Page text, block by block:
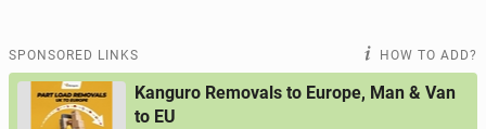
SPONSORED LINKS HOW TO ADD?
Kanguro Removals to Europe, Man & Van
to EU